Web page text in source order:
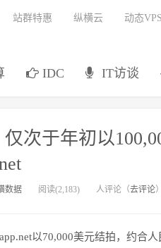
IDC IT访谈
站群特惠 纵横云 动态VPS
次于年初以
数据 阅读(2,183) 人评论（去评论）
以70,000美元结拍，约合